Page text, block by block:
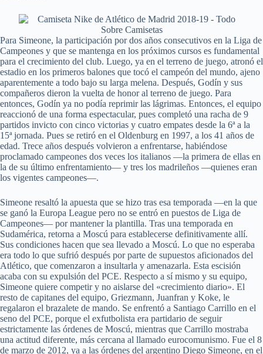
Para Simeone, la participación por dos años consecutivos en la Liga de
Campeones y que se mantenga en los próximos cursos es fundamental
para el crecimiento del club. Luego, ya en el terreno de juego, atronó el
estadio en los primeros balones que tocó el campeón del mundo, ajeno
aparentemente a todo bajo su larga melena. Después, Godín y sus
compañeros dieron la vuelta de honor al terreno de juego. Para
entonces, Godín ya no podía reprimir las lágrimas. Entonces, el equipo
reaccionó de una forma espectacular, pues completó una racha de 9
partidos invicto con cinco victorias y cuatro empates desde la 6ª a la
15ª jornada. Pues se retiró en el Oldenburg en 1997, a los 41 años de
edad. Trece años después volvieron a enfrentarse, habiéndose
proclamado campeones dos veces los italianos —la primera de ellas en
la de su último enfrentamiento— y tres los madrileños —quienes eran
los vigentes campeones—.
Simeone resaltó la apuesta que se hizo tras esa temporada —en la que
se ganó la Europa League pero no se entró en puestos de Liga de
Campeones— por mantener la plantilla. Tras una temporada en
Sudamérica, retorna a Moscú para establecerse definitivamente allí.
Sus condiciones hacen que sea llevado a Moscú. Lo que no esperaba
era todo lo que sufrió después por parte de supuestos aficionados del
Atlético, que comenzaron a insultarla y amenazarla. Esta escisión
acaba con su expulsión del PCE. Respecto a sí mismo y su equipo,
Simeone quiere competir y no aislarse del «crecimiento diario». El
resto de capitanes del equipo, Griezmann, Juanfran y Koke, le
regalaron el brazalete de mando. Se enfrentó a Santiago Carrillo en el
seno del PCE, porque el exfutbolista era partidario de seguir
estrictamente las órdenes de Moscú, mientras que Carrillo mostraba
una actitud diferente, más cercana al llamado eurocomunismo. Fue el 8
de marzo de 2012, ya a las órdenes del argentino Diego Simeone, en el